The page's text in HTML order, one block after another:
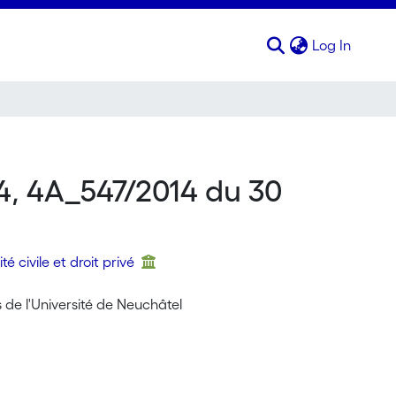
Log In
4A_547/2014 du 30
civile et droit privé
l'Université de Neuchâtel